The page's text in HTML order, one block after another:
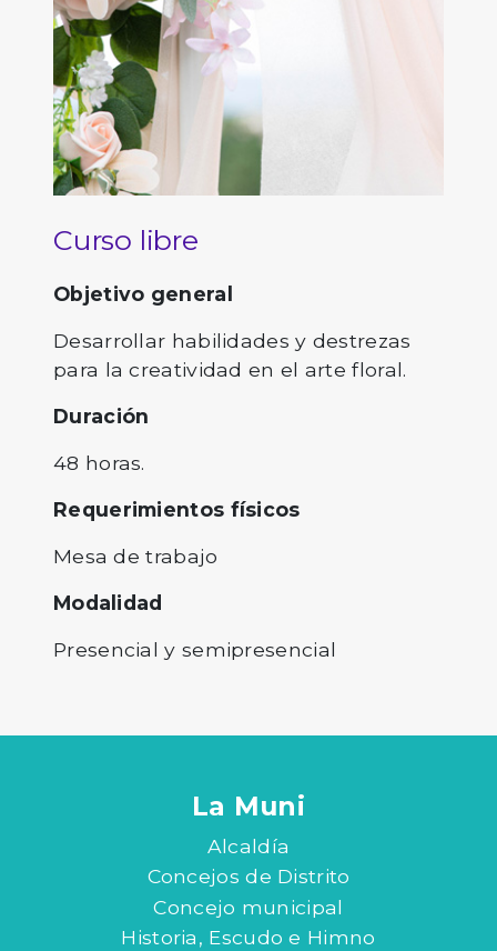
Curso libre
Objetivo general
Desarrollar habilidades y destrezas
para la creatividad en el arte floral.
Duración
48 horas.
Requerimientos físicos
Mesa de trabajo
Modalidad
Presencial y semipresencial
La Muni
Alcaldía
Concejos de Distrito
Concejo municipal
Historia, Escudo e Himno